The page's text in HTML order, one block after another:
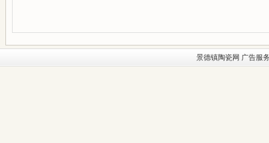
景德镇陶瓷网 广告服